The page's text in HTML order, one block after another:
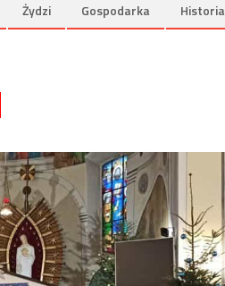
Żydzi Gospodarka Historia